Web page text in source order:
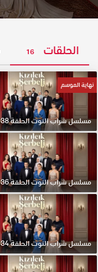
الحلقات 16
نهاية الموسم
مسلسل شراب التوت الحلقة 138
مسلسل شراب التوت الحلقة 136
مسلسل شراب التوت الحلقة 134